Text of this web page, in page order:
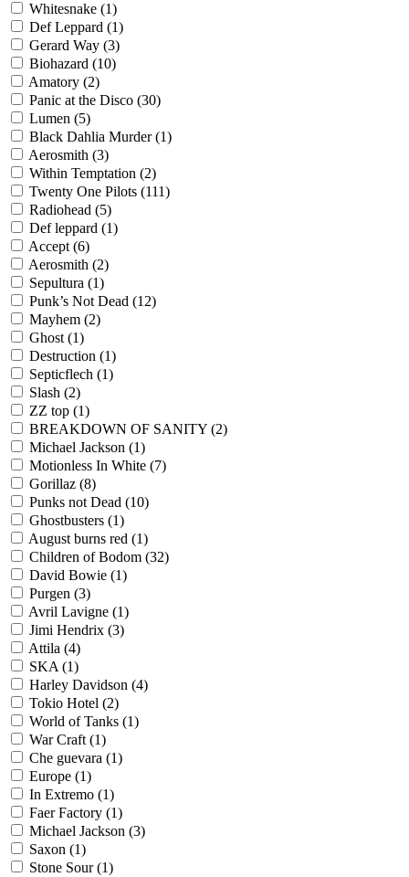
Whitesnake (1)
Def Leppard (1)
Gerard Way (3)
Biohazard (10)
Amatory (2)
Panic at the Disco (30)
Lumen (5)
Black Dahlia Murder(1)
Aerosmith (3)
Within Temptation (2)
Twenty One Pilots (111)
Radiohead (5)
Def leppard (1)
Accept(6)
Aerosmith (2)
Sepultura (1)
Punk’s Not Dead (12)
Mayhem (2)
Ghost(1)
Destruction (1)
Septicflech (1)
Slash (2)
ZZ top (1)
BREAKDOWN OF SANITY (2)
Michael Jackson (1)
Motionless In Whitе (7)
Gorillaz (8)
Punks not Dead (10)
Ghostbusters (1)
August burns red (1)
Children of Bodom (32)
David Bowie (1)
Purgen (3)
Avril Lavigne (1)
Jimi Hendrix (3)
Attila (4)
SKA(1)
Harley Davidson (4)
Tokio Hotel (2)
World of Tanks (1)
War Craft(1)
Che guevara (1)
Europe (1)
In Extremo (1)
Faer Factory (1)
Michael Jackson (3)
Saxon (1)
Stone Sour(1)